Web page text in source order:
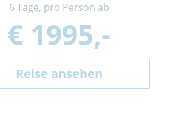
6 Tage, pro Person ab
€ 1995,-
Reise ansehen